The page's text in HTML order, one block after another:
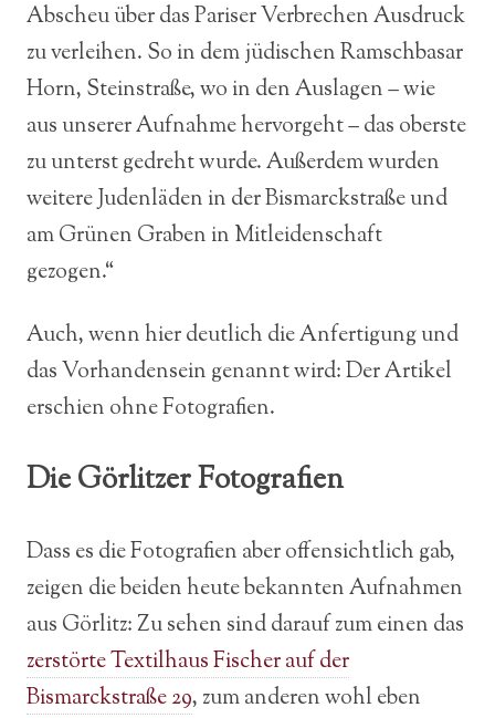
Abscheu über das Pariser Verbrechen Ausdruck
zu verleihen. So in dem jüdischen Ramschbasar
Horn, Steinstraße, wo in den Auslagen – wie
aus unserer Aufnahme hervorgeht – das oberste
zu unterst gedreht wurde. Außerdem wurden
weitere Judenläden in der Bismarckstraße und
am Grünen Graben in Mitleidenschaft
gezogen.“
Auch, wenn hier deutlich die Anfertigung und
das Vorhandensein genannt wird: Der Artikel
erschien ohne Fotografien.
Die Görlitzer Fotografien
Dass es die Fotografien aber offensichtlich gab,
zeigen die beiden heute bekannten Aufnahmen
aus Görlitz: Zu sehen sind darauf zum einen das
zerstörte Textilhaus Fischer auf der
Bismarckstraße 29, zum anderen wohl eben